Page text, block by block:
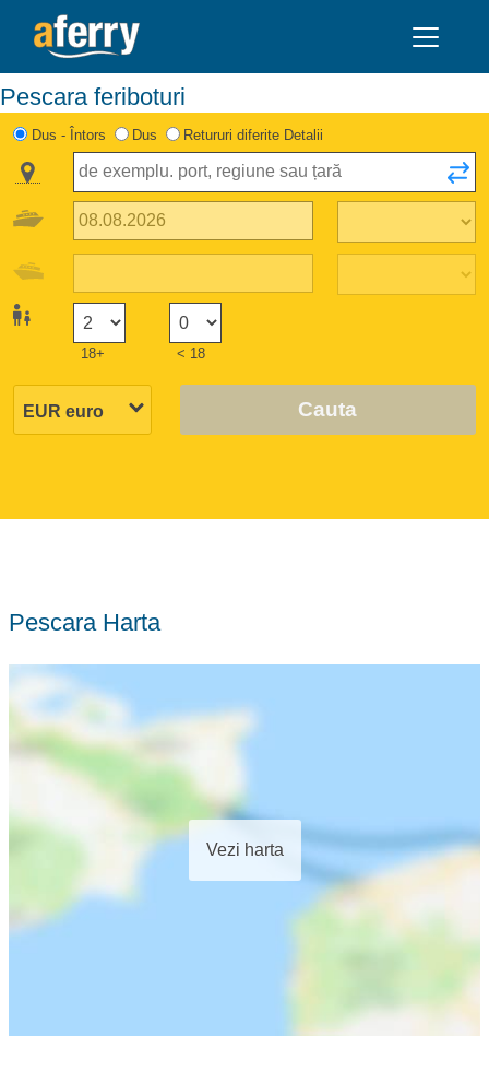
Pescara feriboturi
Dus - Întors Dus Retururi diferite Detalii
18+ < 18
Cauta
Pescara Harta
Vezi harta